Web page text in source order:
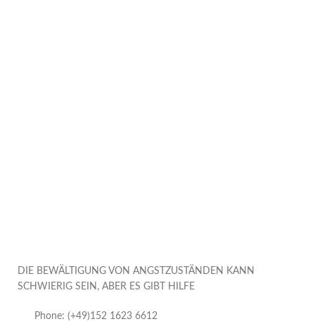
DIE BEWÄLTIGUNG VON ANGSTZUSTÄNDEN KANN
SCHWIERIG SEIN, ABER ES GIBT HILFE
Phone: (+49)152 1623 6612